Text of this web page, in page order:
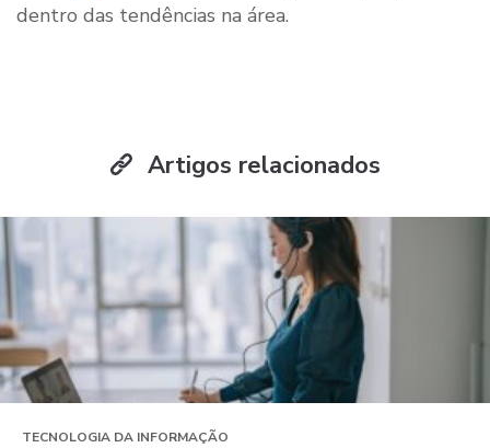
dentro das tendências na área.
Artigos relacionados
TECNOLOGIA DA INFORMAÇÃO